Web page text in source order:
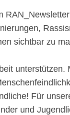
RAN_Newsletter
sichtbar zu
unterstützen.
Für
und